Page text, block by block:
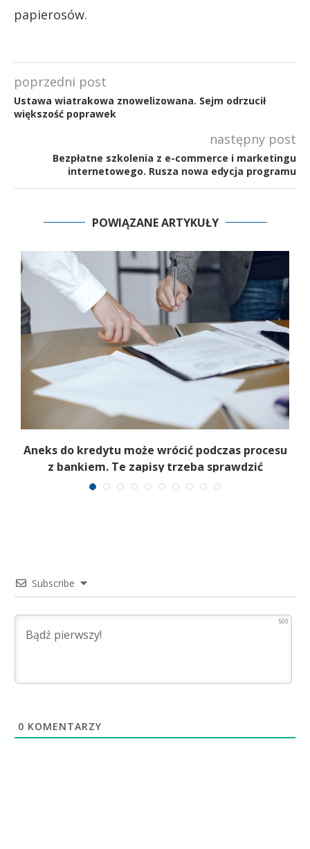
papierosów.
poprzedni post
Ustawa wiatrakowa znowelizowana. Sejm odrzucił
większość poprawek
następny post
Bezpłatne szkolenia z e-commerce i marketingu
internetowego. Rusza nowa edycja programu
POWIĄZANE ARTYKUŁY
Aneks do kredytu może wrócić podczas procesu
z bankiem. Te zapisy trzeba sprawdzić
Subscribe
500
0 KOMENTARZY